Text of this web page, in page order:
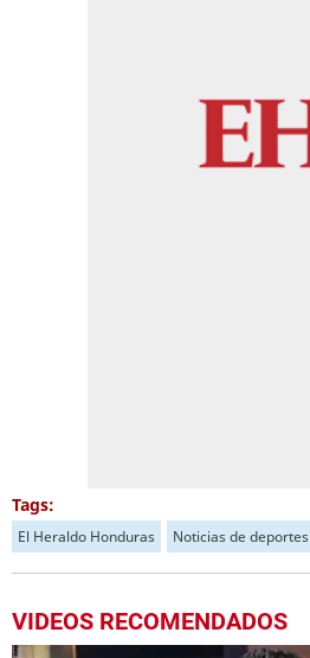
Tags:
El Heraldo Honduras Noticias de deportes
VIDEOS RECOMENDADOS